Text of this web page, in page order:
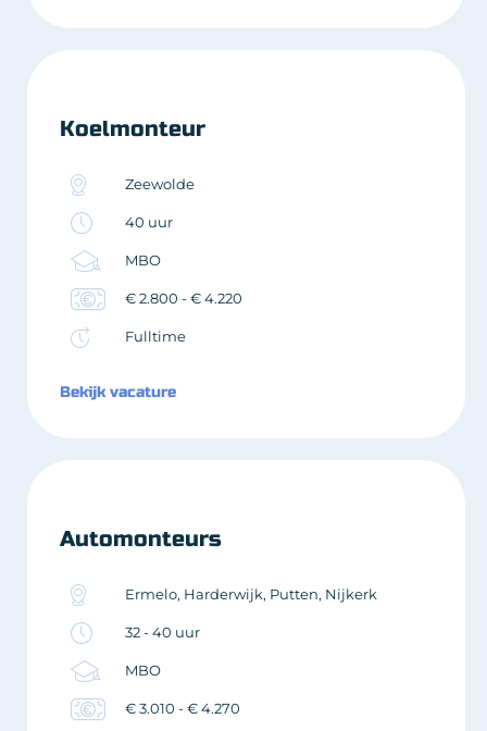
Koelmonteur
Zeewolde
40 uur
MBO
€ 2.800 - € 4.220
Fulltime
Bekijk vacature
Automonteurs
Ermelo, Harderwijk, Putten, Nijkerk
32 - 40 uur
MBO
€ 3.010 - € 4.270